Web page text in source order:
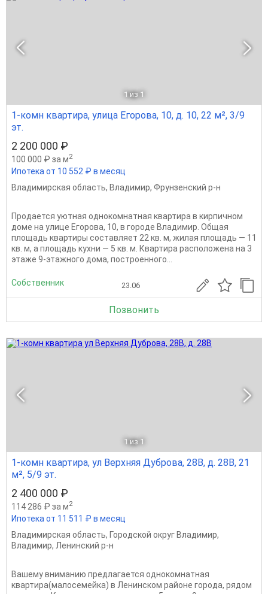
1 из 1
1-комн квартира, улица Егорова, 10, д. 10, 22 м², 3/9
эт.
2 200 000 ₽
100 000 ₽ за м2
Ипотека от 10 552 ₽ в месяц
Владимирская область, Владимир, Фрунзенский р-н
Продается уютная однокомнатная квартира в кирпичном
доме на улице Егорова, 10, в городе Владимир. Общая
площадь квартиры составляет 22 кв. м, жилая площадь — 11
кв. м, а площадь кухни — 5 кв. м. Квартира расположена на 3
этаже 9-этажного дома, построенного...
Собственник 23.06
Позвонить
1 из 1
1-комн квартира, ул Верхняя Дуброва, 28В, д. 28В, 21
м², 5/9 эт.
2 400 000 ₽
114 286 ₽ за м2
Ипотека от 11 511 ₽ в месяц
Владимирская область, Городской округ Владимир,
Владимир, Ленинский р-н
Вашему вниманию предлагается однокомнатная
квартира(малосемейка) в Ленинском районе города, рядом